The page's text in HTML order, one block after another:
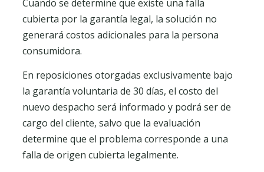
Cuando se determine que existe una falla
cubierta por la garantía legal, la solución no
generará costos adicionales para la persona
consumidora.
En reposiciones otorgadas exclusivamente bajo
la garantía voluntaria de 30 días, el costo del
nuevo despacho será informado y podrá ser de
cargo del cliente, salvo que la evaluación
determine que el problema corresponde a una
falla de origen cubierta legalmente.